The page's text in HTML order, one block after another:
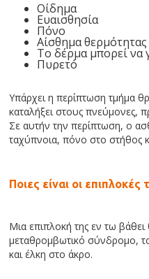
Οίδημα
Ευαισθησία
Πόνο
Αίσθημα
Το δέρμα μπορεί να
Πυρετό
Υπάρχει η περίπτωση τμήμα
καταλήξει στους πνεύμονες,
Σε αυτήν την περίπτωση, ο
ταχύπνοια, πόνο στο στήθος
Ποιες είναι οι
Μια επιπλοκή της εν τω
μεταθρομβωτικό σύνδρομο,
και έλκη στο άκρο.